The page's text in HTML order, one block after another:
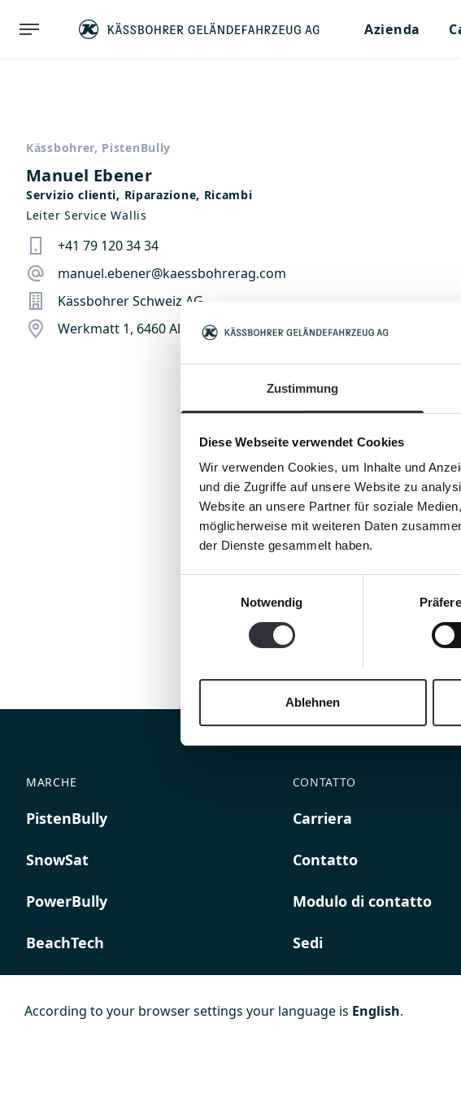
Zustimmung
Diese Webseite verwendet Cookies
Wir verwenden Cookies, um Inhalte und
und die Zugriffe auf unsere Website zu
Website an unsere Partner für soziale
möglicherweise mit weiteren Daten
der Dienste gesammelt haben.
Notwendig
Ablehnen
Azienda
Kässbohrer, PistenBully
Manuel Ebener
Servizio clienti, Riparazione, Ricambi
Leiter Service Wallis
+41 79 120 34 34
manuel.ebener@kaessbohrerag.com
Kässbohrer Schweiz AG
Werkmatt 1, 6460 Altdorf, Svizzera
MARCHE
PistenBully
SnowSat
PowerBully
BeachTech
K COMPOSITES
CONTATTO
Carriera
Contatto
Modulo di contatto
Sedi
According to your browser settings your language is English.